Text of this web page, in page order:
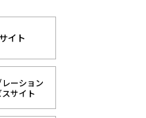
イト
ーション
サイト